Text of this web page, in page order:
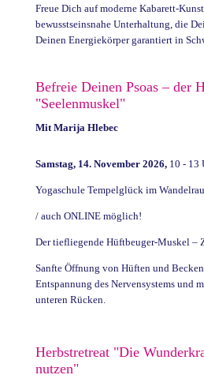
Freue Dich auf moderne Kabarett-
bewusstseinsnahe Unterhaltung, die
Deinen Energiekörper garantiert in
Befreie Deinen Psoas – der
"Seelenmuskel"
Mit Marija Hlebec
Samstag, 14. November 2026,10 - 13
Yogaschule Tempelglück im
/ auch ONLINE möglich!
Der tiefliegende Hüftbeuger-Muskel –
Sanfte Öffnung von Hüften und
Entspannung des Nervensystems und
unteren Rücken.
Herbstretreat "Die
nutzen"